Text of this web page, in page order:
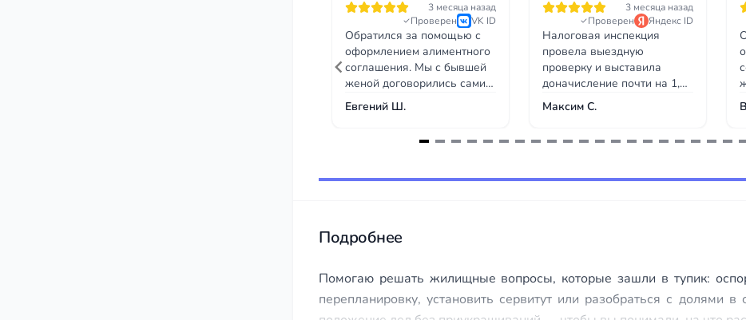
3 месяца назад
Проверен
VK ID
Обратился за помощью с
оформлением алиментного
соглашения. Мы с бывшей
женой договорились сами,
но хотели зафиксировать
всё юридически, чтобы
Юрист составил
удостоверили у нотариуса.
документ с силой
исполнительного листа —
сразу к приставам без суда.
Евгений Ш.
3 месяца назад
Проверен
Яндекс ID
Налоговая инспекция
провела выездную
проверку и выставила
доначисление почти на 1,2
миллиона рублей — якобы
необоснованная налоговая
контрагентами. Юрист
нашёл, что налоговая не
подтверждения: договоры,
акты выполненных работ,
платёжки, переписку. На
Максим С.
1
Подробнее
Помогаю решать жилищные вопросы, которые зашли в тупик:
перепланировку, установить сервитут или разобраться с долями